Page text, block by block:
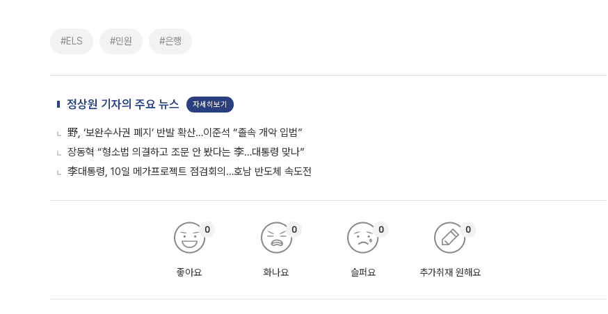
#ELS #민원 #은행
정상원 기자의 주요 뉴스 자세히보기
野, ‘보완수사권 폐지’ 반발 확산…이준석 “졸속 개악 입법”
장동혁 “형소법 의결하고 조문 안 봤다는 李…대통령 맞나”
李대통령, 10일 메가프로젝트 점검회의…호남 반도체 속도전
좋아요
0
화나요
0
슬퍼요
0
추가취재 원해요
0